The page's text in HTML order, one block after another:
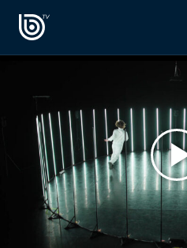
Radiograma
Expreso Bío Bío
Podría Ser Peor
La Entrevista de Tomás
OPINIÓN
PODCAST RADIOGRAMA